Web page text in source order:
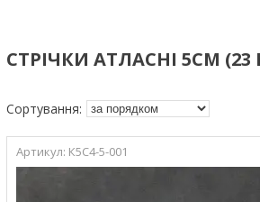
СТРІЧКИ АТЛАСНІ 5СМ
К5С4-5-001